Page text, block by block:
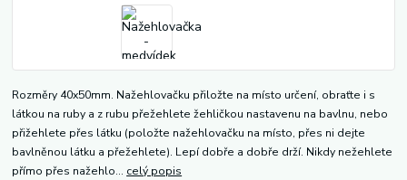
Rozměry 40x50mm. Nažehlovačku přiložte na místo určení, obraťte i s
látkou na ruby a z rubu přežehlete žehličkou nastavenu na bavlnu, nebo
přižehlete přes látku (položte nažehlovačku na místo, přes ni dejte
bavlněnou látku a přežehlete). Lepí dobře a dobře drží. Nikdy nežehlete
přímo přes nažehlo... celý popis